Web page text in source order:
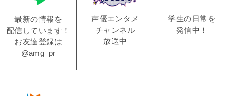
最新の情報を
配信しています！
お友達登録は
@amg_pr
声優エンタメ
チャンネル
放送中
学生の日常を
発信中！